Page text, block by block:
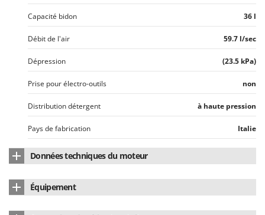
McCulloch
MCH
Michelin
Mille
Minox
More than chef
MOSA
MOVA
MTD
Capacité bidon 36 l
Débit de l'air 59.7 l/sec
Dépression (23.5 kPa)
Prise pour électro-outils non
Distribution détergent à haute pression
Pays de fabrication Italie
Données techniques du moteur
Puissance nominale (W) 1200 W
Équipement